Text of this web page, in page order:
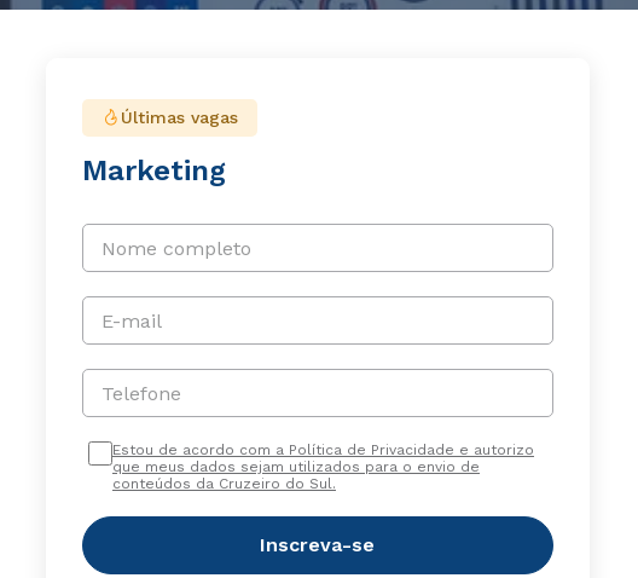
Últimas vagas
Marketing
Nome completo
E-mail
Telefone
Estou de acordo com a Política de Privacidade e autorizo
que meus dados sejam utilizados para o envio de
conteúdos da Cruzeiro do Sul.
Inscreva-se